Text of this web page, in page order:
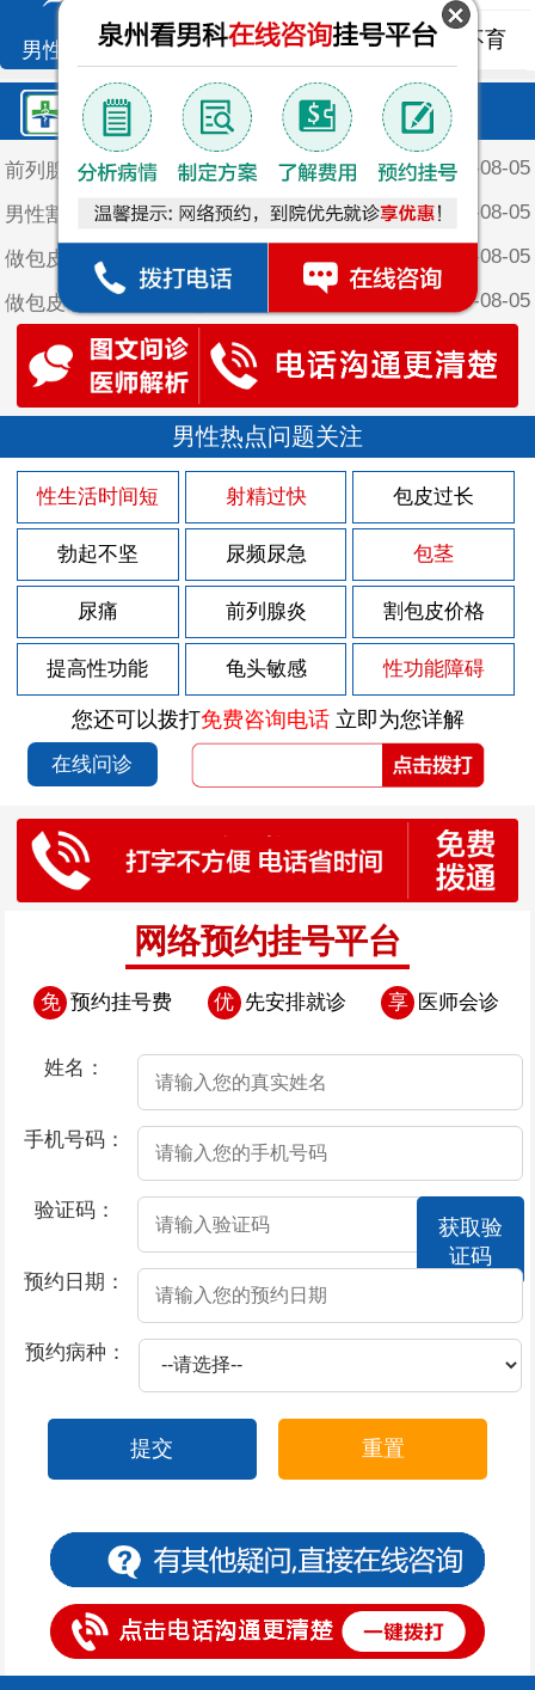
男性不育 精液异常 精子畸形 男性不育
鲤泉·最新文章
前列腺炎遗精的原因 2026-08-05
男性割包皮以后应该注意什么 2026-08-05
2026-08-05
做包皮手手术后要注意哪些 2026-08-05
男性包皮长会引起瘙痒吗 2026-08-05
男性有包皮是不是容易太敏感
前列腺炎起夜的原因
前列腺炎自然变化的原因 2026-07-30
男子的急性前列腺炎怎么护理 2026-07-29
男人前列腺炎的症状及治疗方法 2026-07-29
男性得了前列腺炎症状有哪些呢 2026-07-29
男人得了前列腺炎的临床症状？ 2026-07-29
男性前列腺炎的症状 2026-07-29
前列腺炎胀痛的原因 2026-07-28
前列腺炎突然消失的原因 2026-07-25
前列腺炎的症状有什么呢 2026-07-23
过度撸管会导致早泄 2026-07-23
几种正常的早泄现象
导致器质性早泄的原因有哪些
患了早泄后该怎么办 2026-07-23
面对早泄男性患者应该如何应对 2026-07-23
前列腺炎的根本原因
前列腺炎的早期症状与危害
撸管过度会不会导致阳痿 2026-07-17
得了阳痿有什么表现呢 2026-07-17
哪些不良生活习惯会引发阳痿 2026-07-17
导致男性阳痿出现的因素有哪些 2026-07-17
房事不持久是阳痿的原因吗 2026-07-17
前列腺炎的原因治疗方法 2026-07-14
前列腺炎的原因及禁忌症 2026-07-11
包皮过长有什么导致原因 2026-07-11
包皮包茎会引发什么疾病 2026-07-11
男性热点问题关注
性生活时间短 射精过快 包皮过长
勃起不坚 尿频尿急 包茎
尿痛 前列腺炎 割包皮价格
提高性功能 龟头敏感 性功能障碍
您还可以拨打免费咨询电话立即为您详解
在线问诊
网络预约挂号平台
免 预约挂号费 优 先安排就诊 享 医师会诊
姓名：
手机号码：
验证码：
获取验
证码
预约日期：
预约病种：
提交 重置